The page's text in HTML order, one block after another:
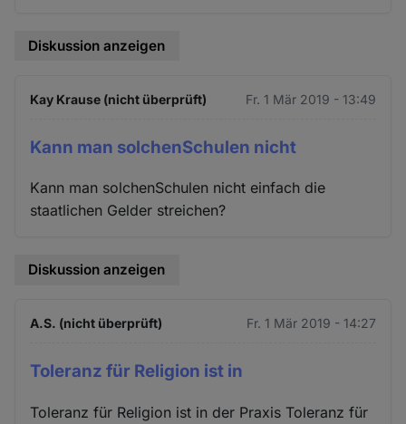
Diskussion anzeigen
Kay Krause (nicht überprüft) Fr. 1 Mär 2019 - 13:49
Kann man solchenSchulen nicht
Kann man solchenSchulen nicht einfach die
staatlichen Gelder streichen?
Diskussion anzeigen
A.S. (nicht überprüft) Fr. 1 Mär 2019 - 14:27
Toleranz für Religion ist in
Toleranz für Religion ist in der Praxis Toleranz für